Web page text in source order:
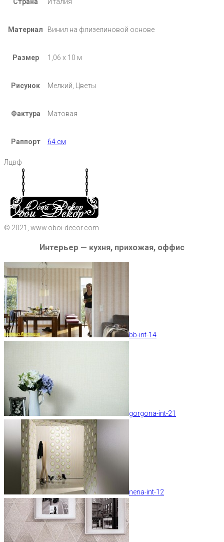
Материал Винил на флизелиновой основе
Размер 1,06 х 10 м
Рисунок Мелкий, Цветы
Фактура Матовая
Раппорт 64 см
Лцвф
© 2021, www.oboi-decor.com
Интерьер — кухня, прихожая, оффис
bb-int-14
gorgona-int-21
nena-int-12